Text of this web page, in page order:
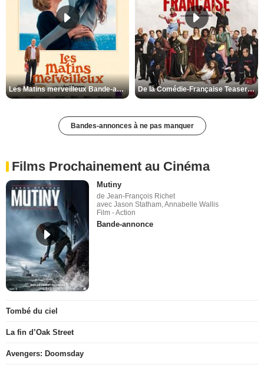
Les Matins merveilleux Bande-annonce VF De la Comédie-Française Teaser VF
Bandes-annonces à ne pas manquer
Films Prochainement au Cinéma
Mutiny
de Jean-François Richet
avec Jason Statham, Annabelle Wallis
Film - Action
Bande-annonce
Tombé du ciel
La fin d’Oak Street
Avengers: Doomsday